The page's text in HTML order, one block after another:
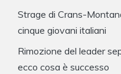
Strage di Crans-
cinque giovani italiani
Rimozione del leader
ecco cosa è successo